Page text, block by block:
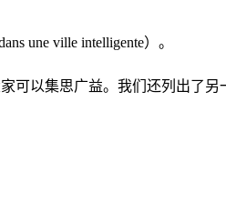
une ville intelligente）。
以集思广益。我们还列出了另